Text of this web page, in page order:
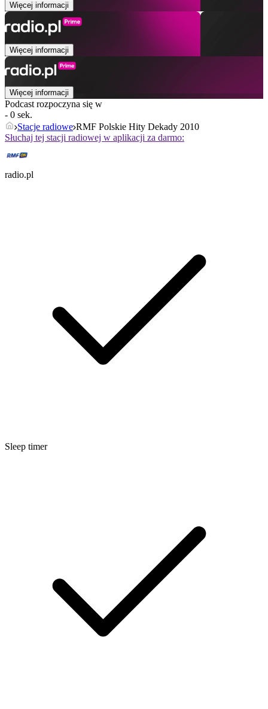
Więcej informacji
Więcej informacji
Więcej informacji
Podcast rozpoczyna się w
- 0 sek.
Stacje radiowe RMF Polskie Hity Dekady 2010
Słuchaj tej stacji radiowej w aplikacji za darmo:
radio.pl
Sleep timer